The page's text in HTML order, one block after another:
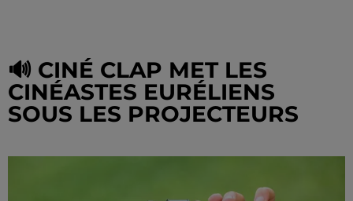
🔊 CINÉ CLAP MET LES
CINÉASTES EURÉLIENS
SOUS LES PROJECTEURS